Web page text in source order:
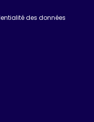
des données